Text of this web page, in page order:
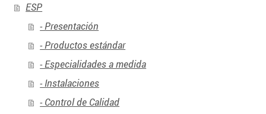
ESP
- Presentación
- Productos estándar
- Especialidades a medida
- Instalaciones
- Control de Calidad